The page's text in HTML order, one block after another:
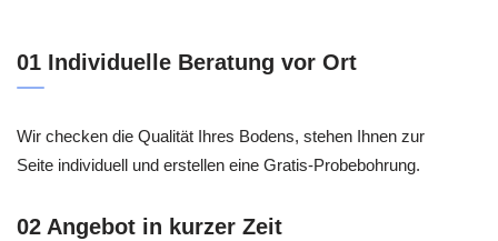
01 Individuelle Beratung vor Ort
Wir checken die Qualität Ihres Bodens, stehen Ihnen zur
Seite individuell und erstellen eine Gratis-Probebohrung.
02 Angebot in kurzer Zeit